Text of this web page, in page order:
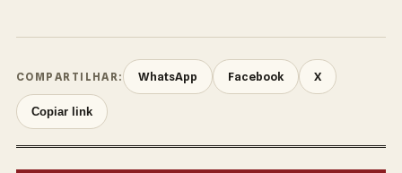
COMPARTILHAR: WhatsApp Facebook X
Copiar link